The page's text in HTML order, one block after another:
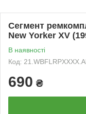
Сегмент
New Yorker XV
В наявності
Код:
690 ₴